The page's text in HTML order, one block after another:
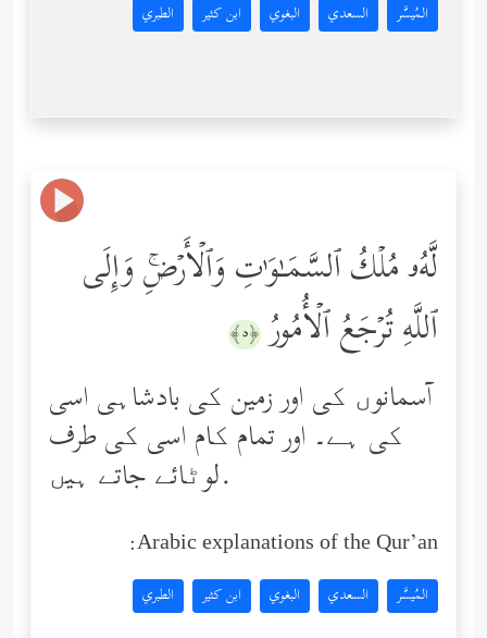
المُيسَّر السعدي البغوي ابن كثير الطبري
لَّهُۥ مُلۡكُ ٱلسَّمَـٰوَ ٰ⁠تِ وَٱلۡأَرۡضِۚ وَإِلَى
ٱللَّهِ تُرۡجَعُ ٱلۡأُمُورُ ﴿٥﴾
آسمانوں کی اور زمین کی بادشاہی اسی
کی ہے۔ اور تمام کام اسی کی طرف
لوٹائے جاتے ہیں.
Arabic explanations of the Qur’an:
المُيسَّر السعدي البغوي ابن كثير الطبري